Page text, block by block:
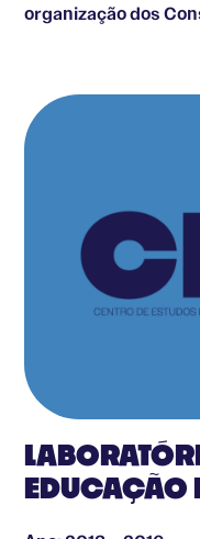
organização dos
EDUCAÇÃO